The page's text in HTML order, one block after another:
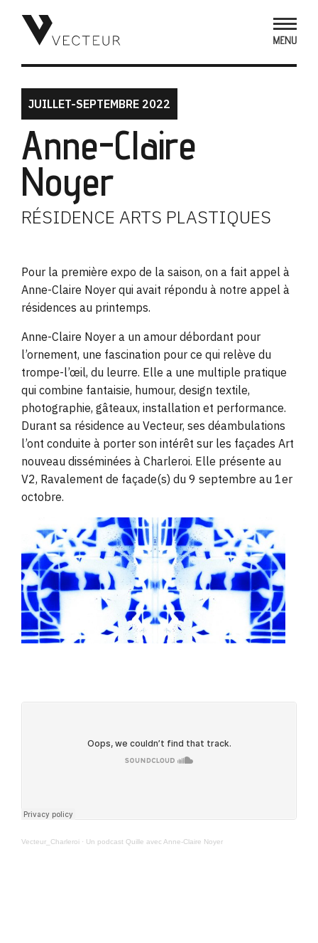
JUILLET-SEPTEMBRE 2022
Anne-Claire
Noyer
RÉSIDENCE ARTS PLASTIQUES
Pour la première expo de la saison, on a fait appel à
Anne-Claire Noyer qui avait répondu à notre appel à
résidences au printemps.
Anne-Claire Noyer a un amour débordant pour
l’ornement, une fascination pour ce qui relève du
trompe-l’œil, du leurre. Elle a une multiple pratique
qui combine fantaisie, humour, design textile,
photographie, gâteaux, installation et performance.
Durant sa résidence au Vecteur, ses déambulations
l’ont conduite à porter son intérêt sur les façades Art
nouveau disséminées à Charleroi. Elle présente au
V2, Ravalement de façade(s) du 9 septembre au 1er
octobre.
Vecteur_Charleroi · Un podcast Quille avec Anne-Claire Noyer